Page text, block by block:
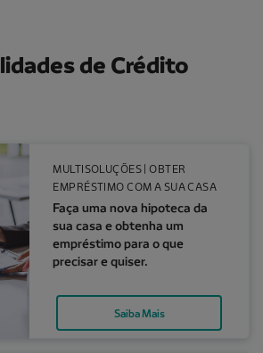
de Crédito
da sua casa e obtenha um
MULTISOLUÇÕES | OBTER
EMPRÉSTIMO COM A SUA CASA
Faça uma nova hipoteca da
sua casa e obtenha um
empréstimo para o que
precisar e quiser.
Saiba Mais